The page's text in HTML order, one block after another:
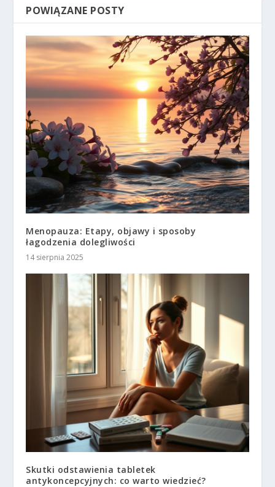
POWIĄZANE POSTY
Menopauza: Etapy, objawy i sposoby
łagodzenia dolegliwości
14 sierpnia 2025
Skutki odstawienia tabletek
antykoncepcyjnych: co warto wiedzieć?